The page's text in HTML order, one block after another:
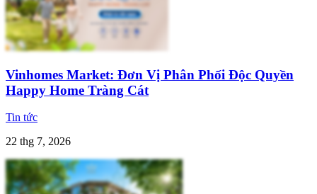
Vinhomes Market: Đơn Vị Phân Phối Độc Quyền
Happy Home Tràng Cát
Tin tức
22 thg 7, 2026